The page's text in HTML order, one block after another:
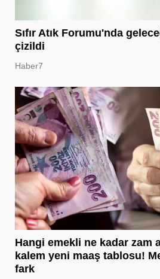
Sıfır Atık Forumu'nda
çizildi
Haber7
Hangi emekli ne kadar zam
kalem yeni maaş tablosu!
fark